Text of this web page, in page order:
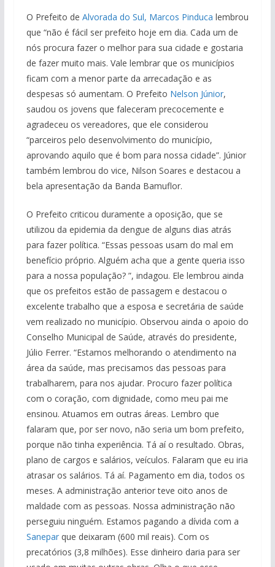
O Prefeito de Alvorada do Sul, Marcos Pinduca lembrou
que “não é fácil ser prefeito hoje em dia. Cada um de
nós procura fazer o melhor para sua cidade e gostaria
de fazer muito mais. Vale lembrar que os municípios
ficam com a menor parte da arrecadação e as
despesas só aumentam. O Prefeito Nelson Júnior,
saudou os jovens que faleceram precocemente e
agradeceu os vereadores, que ele considerou
“parceiros pelo desenvolvimento do município,
aprovando aquilo que é bom para nossa cidade”. Júnior
também lembrou do vice, Nilson Soares e destacou a
bela apresentação da Banda Bamuflor.
O Prefeito criticou duramente a oposição, que se
utilizou da epidemia da dengue de alguns dias atrás
para fazer política. “Essas pessoas usam do mal em
benefício próprio. Alguém acha que a gente queria isso
para a nossa população? ”, indagou. Ele lembrou ainda
que os prefeitos estão de passagem e destacou o
excelente trabalho que a esposa e secretária de saúde
vem realizado no município. Observou ainda o apoio do
Conselho Municipal de Saúde, através do presidente,
Júlio Ferrer. “Estamos melhorando o atendimento na
área da saúde, mas precisamos das pessoas para
trabalharem, para nos ajudar. Procuro fazer política
com o coração, com dignidade, como meu pai me
ensinou. Atuamos em outras áreas. Lembro que
falaram que, por ser novo, não seria um bom prefeito,
porque não tinha experiência. Tá aí o resultado. Obras,
plano de cargos e salários, veículos. Falaram que eu iria
atrasar os salários. Tá aí. Pagamento em dia, todos os
meses. A administração anterior teve oito anos de
maldade com as pessoas. Nossa administração não
perseguiu ninguém. Estamos pagando a dívida com a
Sanepar que deixaram (600 mil reais). Com os
precatórios (3,8 milhões). Esse dinheiro daria para ser